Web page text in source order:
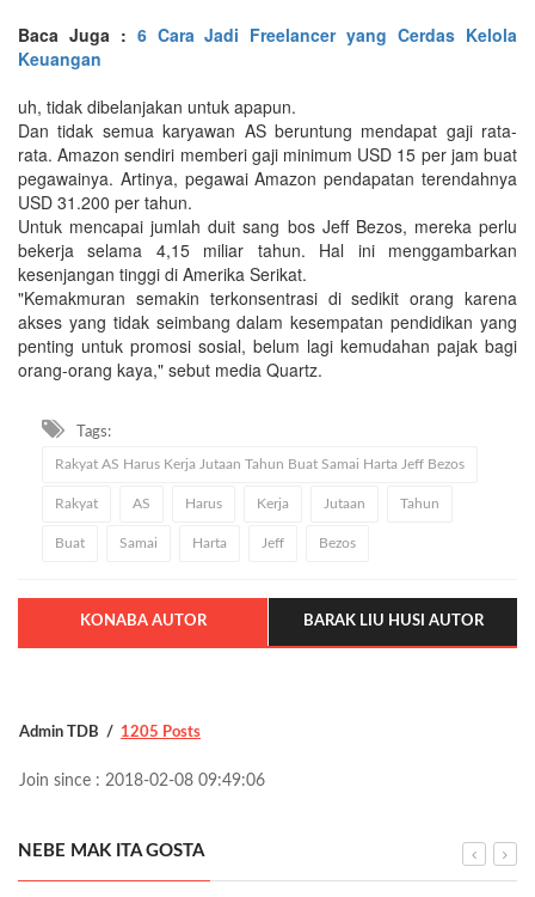
Baca Juga : 6 Cara Jadi Freelancer yang Cerdas Kelola
Keuangan
uh, tidak dibelanjakan untuk apapun.
Dan tidak semua karyawan AS beruntung mendapat gaji rata-
rata. Amazon sendiri memberi gaji minimum USD 15 per jam buat
pegawainya. Artinya, pegawai Amazon pendapatan terendahnya
USD 31.200 per tahun.
Untuk mencapai jumlah duit sang bos Jeff Bezos, mereka perlu
bekerja selama 4,15 miliar tahun. Hal ini menggambarkan
kesenjangan tinggi di Amerika Serikat.
"Kemakmuran semakin terkonsentrasi di sedikit orang karena
akses yang tidak seimbang dalam kesempatan pendidikan yang
penting untuk promosi sosial, belum lagi kemudahan pajak bagi
orang-orang kaya," sebut media Quartz.
Tags:
Rakyat AS Harus Kerja Jutaan Tahun Buat Samai Harta Jeff Bezos
Rakyat AS Harus Kerja Jutaan Tahun
Buat Samai Harta Jeff Bezos
KONABA AUTOR BARAK LIU HUSI AUTOR
Admin TDB 1205 Posts
Join since : 2018-02-08 09:49:06
NEBE MAK ITA GOSTA